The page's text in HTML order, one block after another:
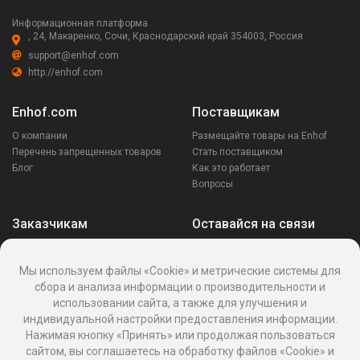
Информационная платформа
, 24, Макаренко, Сочи, Краснодарский край 354003, Россия
support@enhof.com
http://enhof.com
Enhof.com
О компании
Перечень запрещенных товаров
Блог
Поставщикам
Размещайте товары на Enhof
Стать поставщиком
Как это работает
Вопросы
Заказчикам
Ваши запросы
Написать поставщику
Написать в поддержку
Реквизиты
Оставайся на связи
Мы используем файлы «Cookie» и метрические системы для
сбора и анализа информации о производительности и
использовании сайта, а также для улучшения и
индивидуальной настройки предоставления информации.
Нажимая кнопку «Принять» или продолжая пользоваться
сайтом, вы соглашаетесь на обработку файлов «Cookie» и